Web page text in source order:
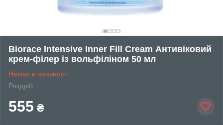
Biorace Intensive Inner Fill Cream Антивіковий
крем-філер із вольфіліном 50 мл
Немає в наявності
Роздріб
555 ₴